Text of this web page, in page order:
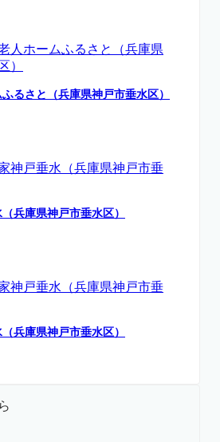
るさと（兵庫県神戸市垂水区）
兵庫県神戸市垂水区）
兵庫県神戸市垂水区）